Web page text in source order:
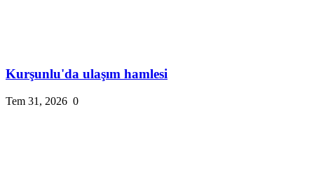
Kurşunlu'da ulaşım hamlesi
Tem 31, 2026 0